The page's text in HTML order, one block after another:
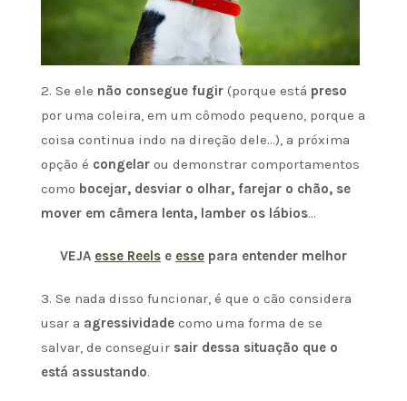
2. Se ele não consegue fugir (porque está preso
por uma coleira, em um cômodo pequeno, porque a
coisa continua indo na direção dele…), a próxima
opção é congelar ou demonstrar comportamentos
como bocejar, desviar o olhar, farejar o chão, se
mover em câmera lenta, lamber os lábios…
VEJA esse Reels e esse para entender melhor
3. Se nada disso funcionar, é que o cão considera
usar a agressividade como uma forma de se
salvar, de conseguir sair dessa situação que o
está assustando.